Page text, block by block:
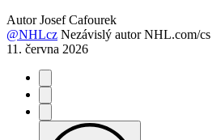
Autor Josef Cafourek
@NHLcz Nezávislý autor NHL.com/cs
11. června 2026